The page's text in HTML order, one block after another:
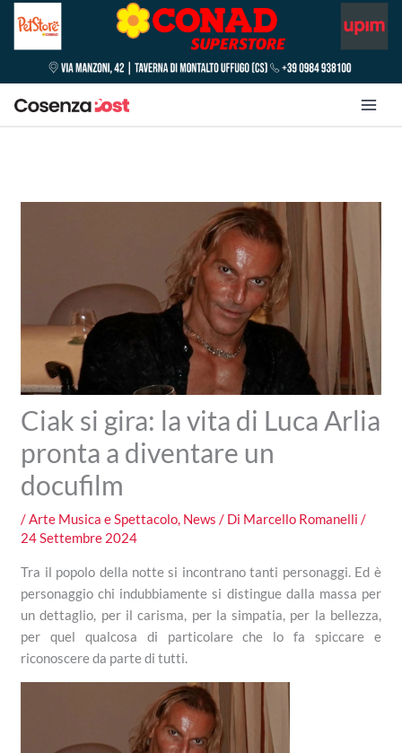
Ciak si gira: la vita di Luca Arlia
pronta a diventare un
docufilm
/ Arte Musica e Spettacolo News / Di Marcello Romanelli /
24 Settembre 2024
Tra il popolo della notte si incontrano tanti personaggi. Ed è
personaggio chi indubbiamente si distingue dalla massa per
un dettaglio, per il carisma, per la simpatia, per la bellezza,
per quel qualcosa di particolare che lo fa spiccare e
riconoscere da parte di tutti.